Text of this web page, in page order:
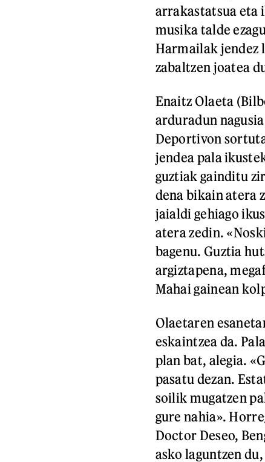
arrakastatsua eta
musika talde
Harmailak jendez
zabaltzen joatea
Enaitz Olaeta
arduradun
Deportivon
jendea pala
guztiak gainditu
dena bikain atera
jaialdi gehiago
atera zedin.
bagenu. Guztia
argiztapena,
Mahai gainean
Olaetaren
eskaintzea da.
plan bat, alegia.
pasatu dezan.
soilik mugatzen
gure nahia».
Doctor Deseo,
asko laguntzen